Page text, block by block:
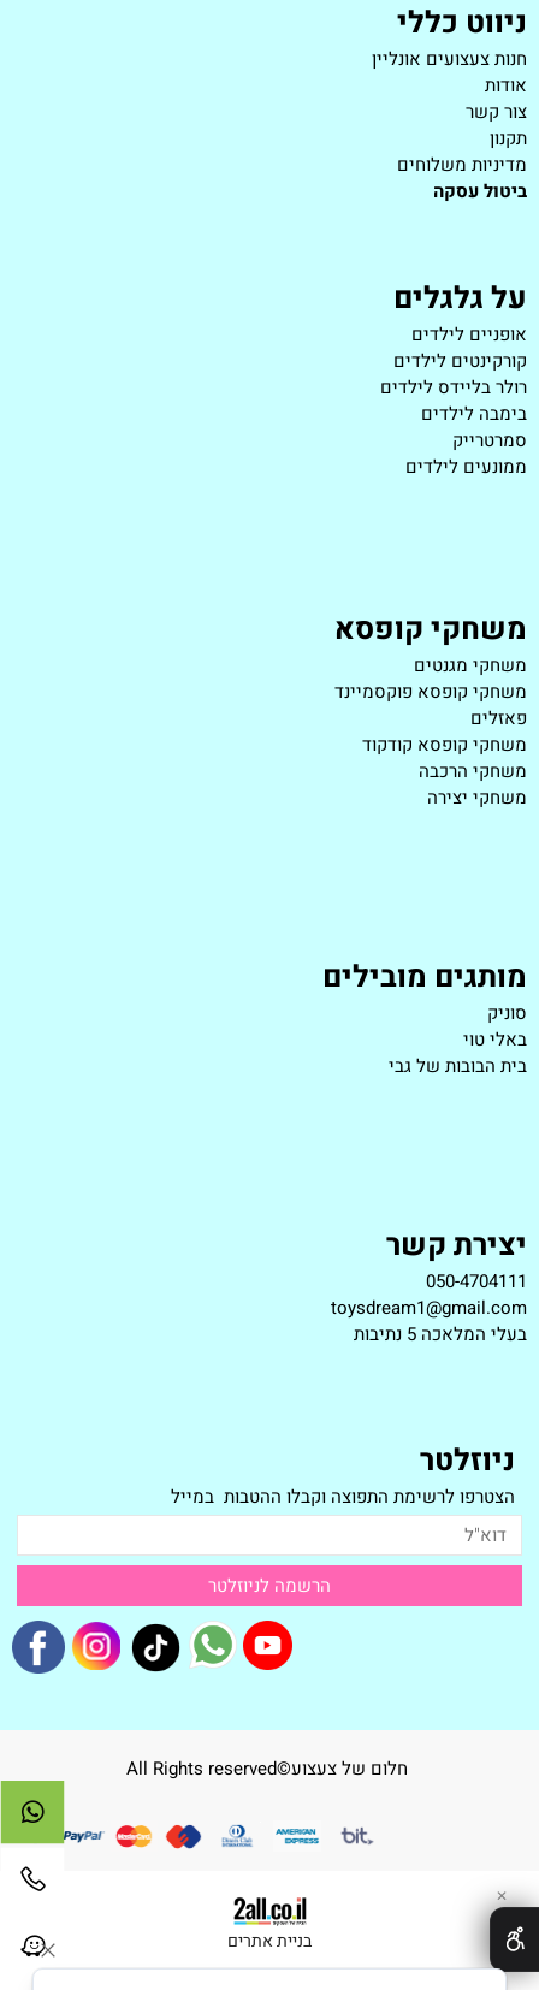
ניווט כללי
חנות צעצועים אונליין
אודות
צור קשר
תקנון
מדיניות משלוחים
ביטול עסקה
על גלגלים
אופניים לילדים
קורקינטים לילדים
רולר בליידס לילדים
בימבה לילדים
סמרטרייק
ממונעים לילדים
משחקי קופסא
משחקי מגנטים
משחקי קופסא פוקסמיינד
פאזלים
משחקי קופסא קודקוד
משחקי הרכבה
משחקי יצירה
מותגים מובילים
סוניק
באלי טוי
בית הבובות של גבי
יצירת קשר
050-4704111
toysdream1@gmail.com
בעלי המלאכה 5 נתיבות
ניוזלטר
הצטרפו לרשימת התפוצה וקבלו ההטבות במייל
חלום של צעצוע©All Rights reserved
בניית אתרים
✕